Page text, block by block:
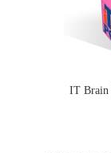
IT Brain